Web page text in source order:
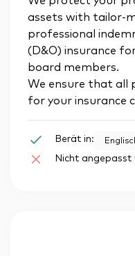
assets with tailor-
professional
(D&O) insurance
board members.
We ensure that all
for your insurance
Berät in:
Nicht angepasst